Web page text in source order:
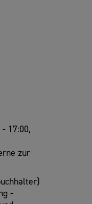
17:00,
zur
-